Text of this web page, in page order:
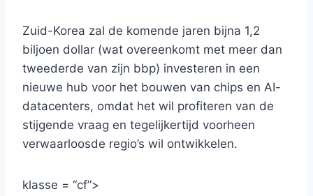
Zuid-Korea zal de komende jaren bijna 1,2
biljoen dollar (wat overeenkomt met meer dan
tweederde van zijn bbp) investeren in een
nieuwe hub voor het bouwen van chips en AI-
datacenters, omdat het wil profiteren van de
stijgende vraag en tegelijkertijd voorheen
verwaarloosde regio’s wil ontwikkelen.
klasse = “cf”>